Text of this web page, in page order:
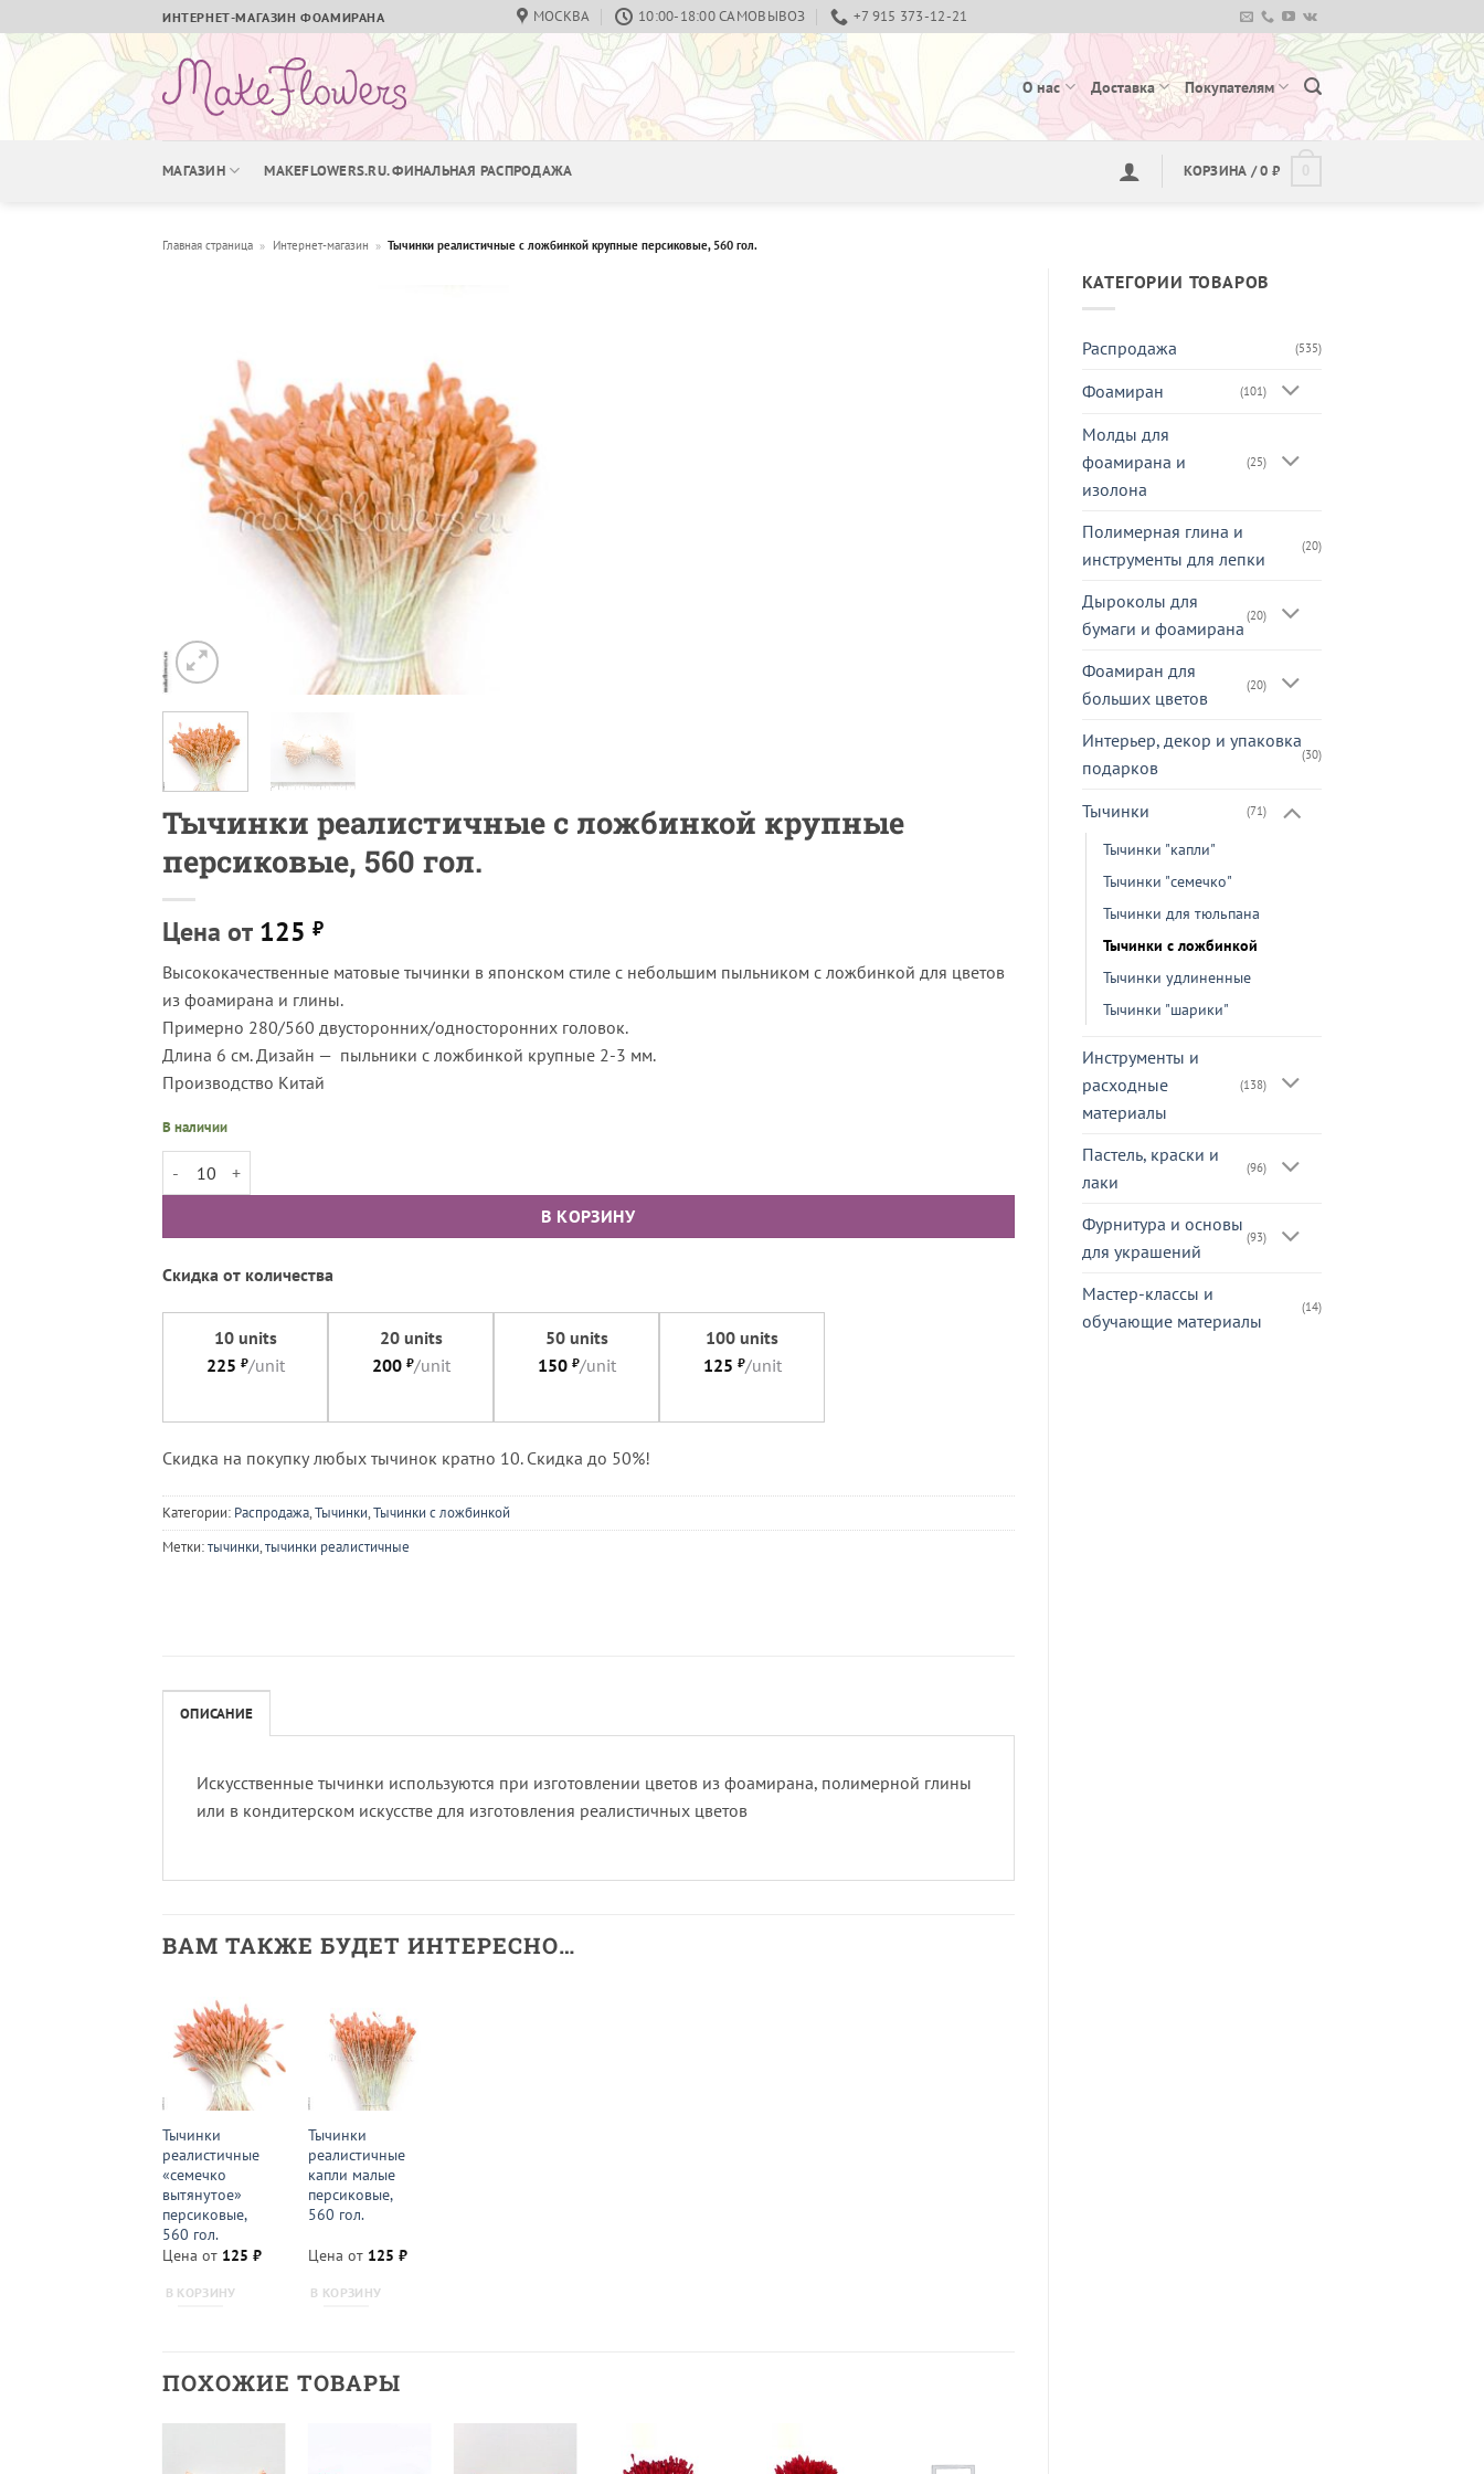
to
content
ИНТЕРНЕТ-МАГАЗИН ФОАМИРАНА МОСКВА 10:00-18:00 САМОВЫВОЗ +7 915 373-12-21
О нас Доставка Покупателям
МАГАЗИН MAKEFLOWERS.RU. ФИНАЛЬНАЯ РАСПРОДАЖА КОРЗИНА /0 ₽
Главная страница » Интернет-магазин » Тычинки реалистичные с ложбинкой крупные персиковые, 560 гол.
КАТЕГОРИИ ТОВАРОВ
Распродажа (535)
Фоамиран (101)
Молды для
фоамирана и
изолона
(25)
Полимерная глина и
инструменты для лепки
(20)
Дыроколы для
бумаги и фоамирана
(20)
Фоамиран для
больших цветов
(20)
Интерьер, декор и упаковка
подарков
(30)
Тычинки (71)
Тычинки "капли"
Тычинки "семечко"
Тычинки для тюльпана
Тычинки с ложбинкой
Тычинки удлиненные
Тычинки "шарики"
Инструменты и
расходные
материалы
(138)
Пастель, краски и
лаки
(96)
Фурнитура и основы
для украшений
(93)
Мастер-классы и
обучающие материалы
(14)
Тычинки реалистичные с ложбинкой крупные
персиковые, 560 гол.
Цена от 125 ₽
Высококачественные матовые тычинки в японском стиле с небольшим пыльником с ложбинкой для цветов
из фоамирана и глины.
Примерно 280/560 двусторонних/односторонних головок.
Длина 6 см. Дизайн — пыльники с ложбинкой крупные 2-3 мм.
Производство Китай
В наличии
Количество товара Тычинки реалистичные с ложбинкой крупные персиковые, 560 гол.
В КОРЗИНУ
Скидка от количества
10 units
225 ₽/unit
20 units
200 ₽/unit
50 units
150 ₽/unit
100 units
125 ₽/unit
Cкидка на покупку любых тычинок кратно 10. Скидка до 50%!
Категории: Распродажа,Тычинки,Тычинки с ложбинкой
Метки:тычинки,тычинки реалистичные
ОПИСАНИЕ
Искусственные тычинки используются при изготовлении цветов из фоамирана, полимерной глины
или в кондитерском искусстве для изготовления реалистичных цветов
ВАМ ТАКЖЕ БУДЕТ ИНТЕРЕСНО…
Тычинки
реалистичные
«семечко
вытянутое»
персиковые,
560 гол.
Цена от 125 ₽
В КОРЗИНУ
Тычинки
реалистичные
капли малые
персиковые,
560 гол.
Цена от 125 ₽
В КОРЗИНУ
ПОХОЖИЕ ТОВАРЫ